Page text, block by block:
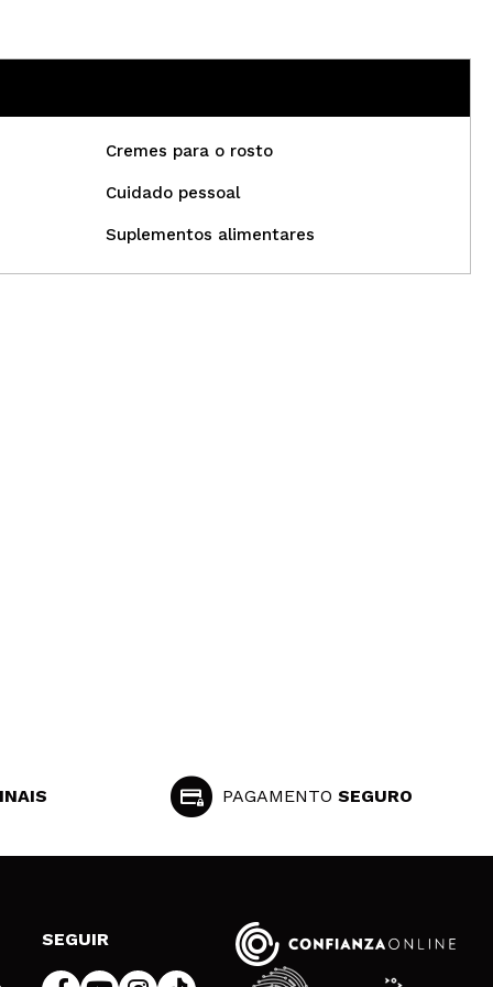
Cremes para o rosto
Cuidado pessoal
Suplementos alimentares
PAGAMENTOSEGURO
SEGUIR